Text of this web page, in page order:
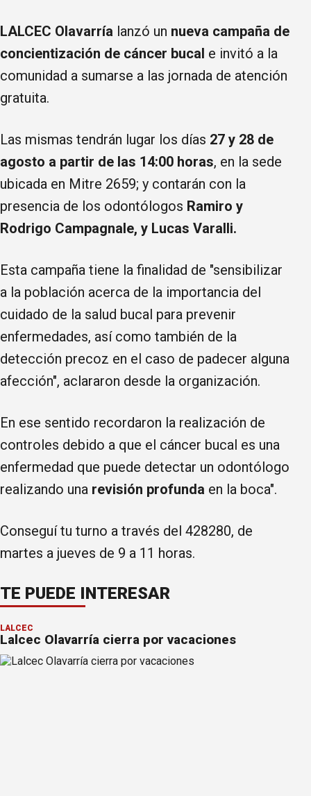
LALCEC Olavarría lanzó un nueva campaña de
concientización de cáncer bucal e invitó a la
comunidad a sumarse a las jornada de atención
gratuita.
Las mismas tendrán lugar los días 27 y 28 de
agosto a partir de las 14:00 horas, en la sede
ubicada en Mitre 2659; y contarán con la
presencia de los odontólogos Ramiro y
Rodrigo Campagnale, y Lucas Varalli.
Esta campaña tiene la finalidad de "sensibilizar
a la población acerca de la importancia del
cuidado de la salud bucal para prevenir
enfermedades, así como también de la
detección precoz en el caso de padecer alguna
afección", aclararon desde la organización.
En ese sentido recordaron la realización de
controles debido a que el cáncer bucal es una
enfermedad que puede detectar un odontólogo
realizando una revisión profunda en la boca".
Conseguí tu turno a través del 428280, de
martes a jueves de 9 a 11 horas.
TE PUEDE INTERESAR
LALCEC
Lalcec Olavarría cierra por vacaciones